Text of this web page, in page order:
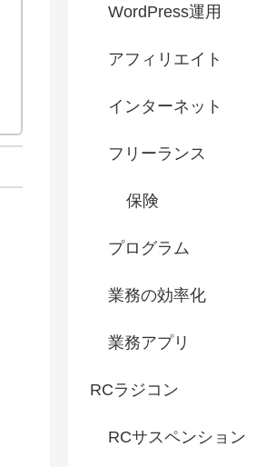
WordPress運用
アフィリエイト
インターネット
フリーランス
保険
プログラム
業務の効率化
業務アプリ
RCラジコン
RCサスペンション